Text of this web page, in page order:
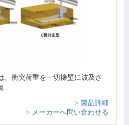
、衝突荷重を一切擁壁に波及さ
> 製品詳細
> メーカーへ問い合わせる